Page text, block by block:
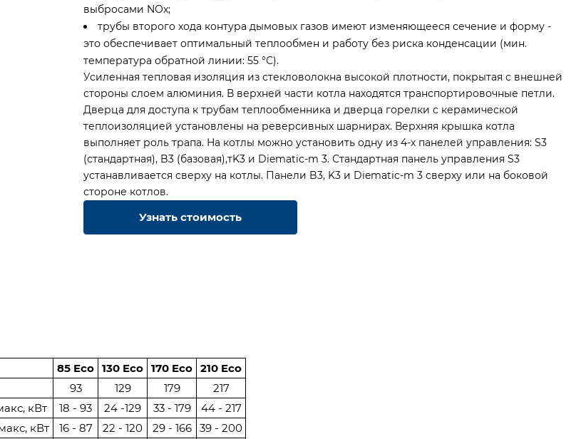
выбросами NOx;
трубы второго хода контура дымовых газов имеют изменяющееся сечение и форму -
это обеспечивает оптимальный теплообмен и работу без риска конденсации (мин.
температура обратной линии: 55 °С).
Усиленная тепловая изоляция из стекловолокна высокой плотности, покрытая с внешней
стороны слоем алюминия. В верхней части котла находятся транспортировочные петли.
Дверца для доступа к трубам теплообменника и дверца горелки с керамической
теплоизоляцией установлены на реверсивных шарнирах. Верхняя крышка котла
выполняет роль трапа. На котлы можно установить одну из 4-х панелей управления: S3
(стандартная), B3 (базовая),тK3 и Diematic-m 3. Стандартная панель управления S3
устанавливается сверху на котлы. Панели B3, K3 и Diematic-m 3 сверху или на боковой
стороне котлов.
Узнать стоимость
85 Eco 130 Eco 170 Eco 210 Eco
93 129 179
217
кВт
18 - 93 24 -129 33 - 179
44 - 217
кВт
16 - 87 22 - 120 29 - 166
39 - 200